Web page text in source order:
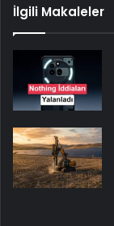
İlgili Makaleler